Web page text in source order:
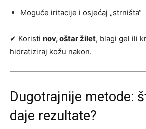
Moguće iritacije i osjećaj „strništa“
✔ Koristi nov, oštar žilet, blagi gel ili
hidratiziraj kožu nakon.
Dugotrajnije metode:
daje rezultate?